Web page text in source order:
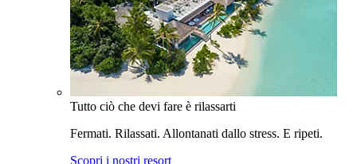
Tutto ciò che devi fare è rilassarti
Fermati. Rilassati. Allontanati dallo stress. E ripeti.
Scopri i nostri resort